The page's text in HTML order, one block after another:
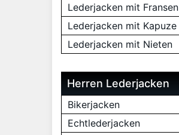
Lederjacken mit Fransen
Lederjacken mit Kapuze
Lederjacken mit Nieten
Herren Lederjacken
Bikerjacken
Echtlederjacken